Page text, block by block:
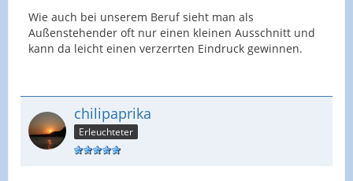
Wie auch bei unserem Beruf sieht man als
Außenstehender oft nur einen kleinen Ausschnitt und
kann da leicht einen verzerrten Eindruck gewinnen.
chilipaprika
Erleuchteter